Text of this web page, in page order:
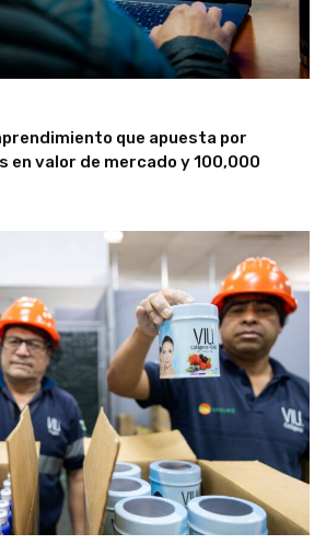
que apuesta por
en valor de mercado y 100,000